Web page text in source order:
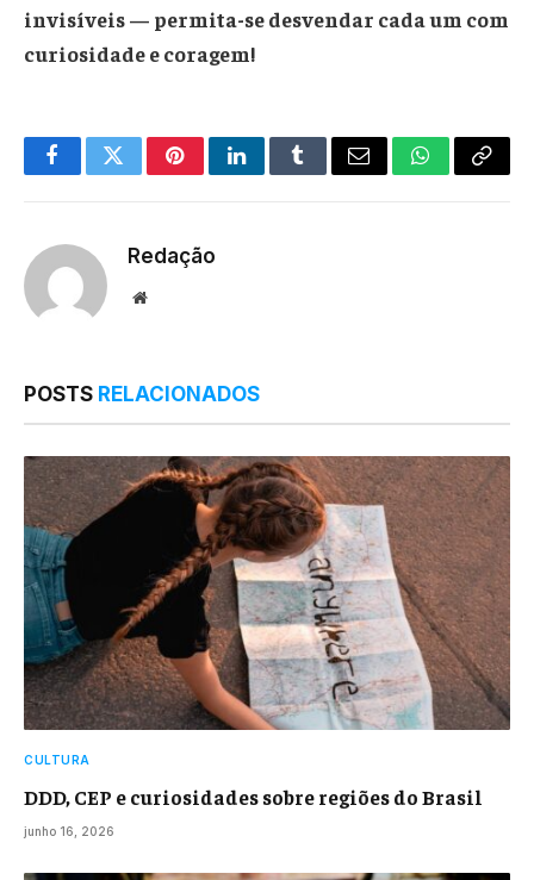
invisíveis — permita-se desvendar cada um com
curiosidade e coragem!
FacebookTwitterPinterestLinkedInTumblrEmail WhatsApp
Copy
Redação
Website
POSTS RELACIONADOS
CULTURA
DDD, CEP e curiosidades sobre regiões do Brasil
junho 16, 2026